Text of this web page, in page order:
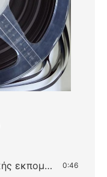
Πρόλογος ραδιοφωνικής εκπομπής του Πανεπιστημίου Κρήτης στο Ρέθυμνο 0:46